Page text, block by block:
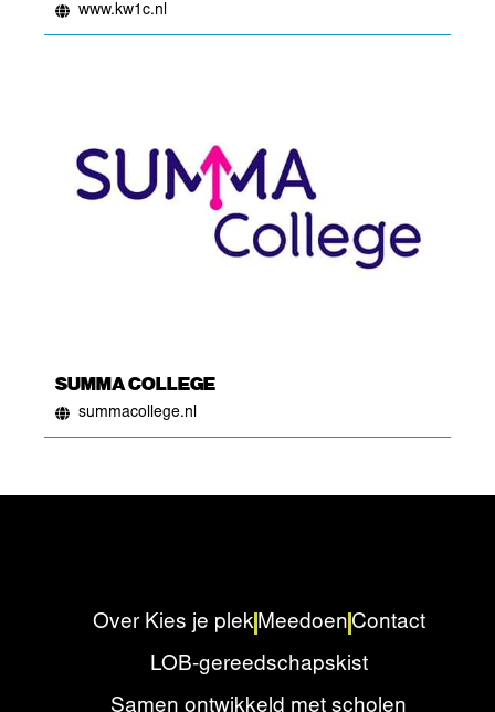
www.kw1c.nl
SUMMA COLLEGE
summacollege.nl
Over Kies je plek Meedoen Contact
LOB-gereedschapskist
Samen ontwikkeld met scholen